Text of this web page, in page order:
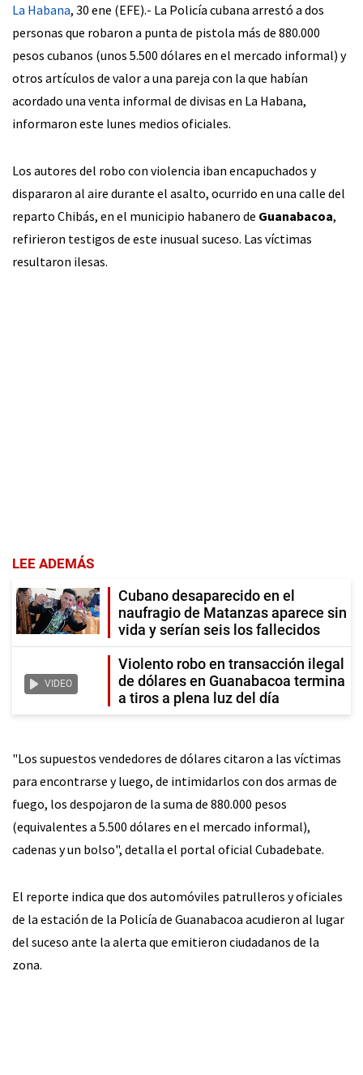
La Habana, 30 ene (EFE).- La Policía cubana arrestó a dos
personas que robaron a punta de pistola más de 880.000
pesos cubanos (unos 5.500 dólares en el mercado informal) y
otros artículos de valor a una pareja con la que habían
acordado una venta informal de divisas en La Habana,
informaron este lunes medios oficiales.
Los autores del robo con violencia iban encapuchados y
dispararon al aire durante el asalto, ocurrido en una calle del
reparto Chibás, en el municipio habanero de Guanabacoa,
refirieron testigos de este inusual suceso. Las víctimas
resultaron ilesas.
LEE ADEMÁS
Cubano desaparecido en el
naufragio de Matanzas aparece sin
vida y serían seis los fallecidos
VIDEO
Violento robo en transacción ilegal
de dólares en Guanabacoa termina
a tiros a plena luz del día
"Los supuestos vendedores de dólares citaron a las víctimas
para encontrarse y luego, de intimidarlos con dos armas de
fuego, los despojaron de la suma de 880.000 pesos
(equivalentes a 5.500 dólares en el mercado informal),
cadenas y un bolso", detalla el portal oficial Cubadebate.
El reporte indica que dos automóviles patrulleros y oficiales
de la estación de la Policía de Guanabacoa acudieron al lugar
del suceso ante la alerta que emitieron ciudadanos de la
zona.